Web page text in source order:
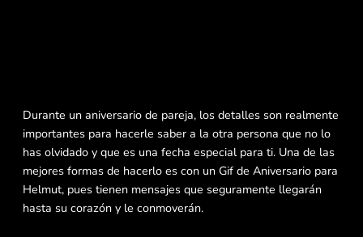
Durante un aniversario de pareja, los detalles son realmente
importantes para hacerle saber a la otra persona que no lo
has olvidado y que es una fecha especial para ti. Una de las
mejores formas de hacerlo es con un Gif de Aniversario para
Helmut, pues tienen mensajes que seguramente llegarán
hasta su corazón y le conmoverán.